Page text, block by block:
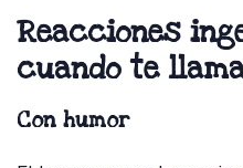
Reacciones
cuando te
Con humor